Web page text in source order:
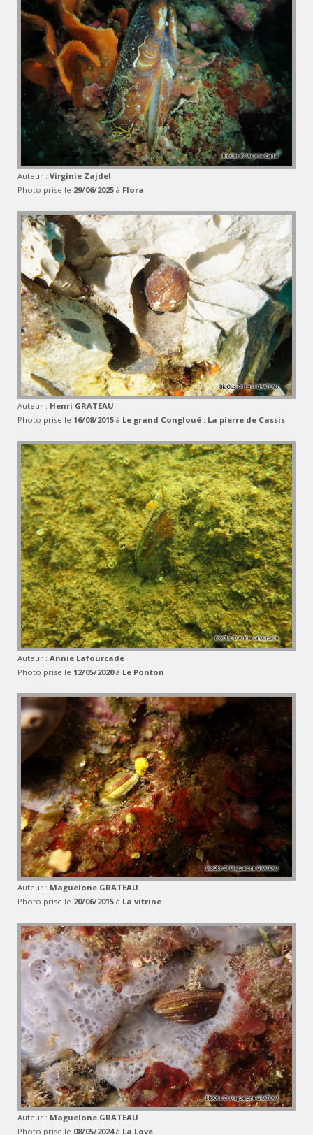
Auteur : Virginie Zajdel
Photo prise le 29/06/2025 à Flora
Auteur : Henri GRATEAU
Photo prise le 16/08/2015 à Le grand Congloué : La pierre de Cassis
Auteur : Annie Lafourcade
Photo prise le 12/05/2020à Le Ponton
Auteur : Maguelone GRATEAU
Photo prise le 20/06/2015 à La vitrine
Auteur : Maguelone GRATEAU
Photo prise le 08/05/2024à La Love